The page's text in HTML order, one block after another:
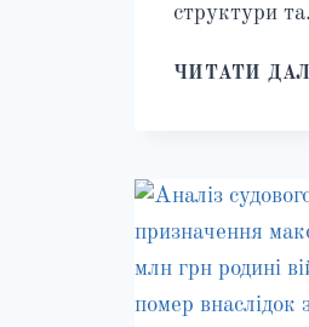
структури
ЧИТАТИ